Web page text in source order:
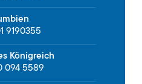
9190355
Königreich
094 5589